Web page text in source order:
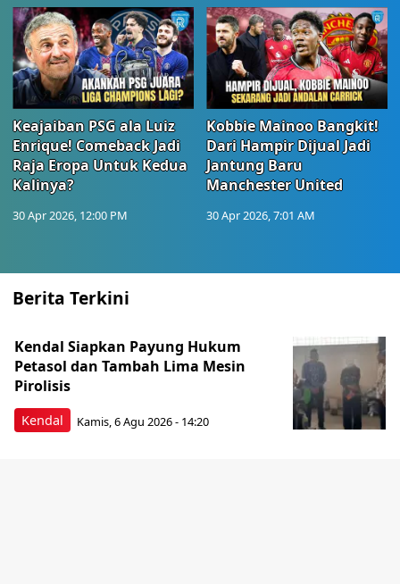
Keajaiban PSG ala Luiz
Enrique! Comeback Jadi
Raja Eropa Untuk Kedua
Kalinya?
30 Apr 2026, 12:00 PM
Kobbie Mainoo Bangkit!
Dari Hampir Dijual Jadi
Jantung Baru
Manchester United
30 Apr 2026, 7:01 AM
Berita Terkini
Kendal
Kendal Siapkan Payung Hukum
Petasol dan Tambah Lima Mesin
Pirolisis
Kamis, 6 Agu 2026 - 14:20